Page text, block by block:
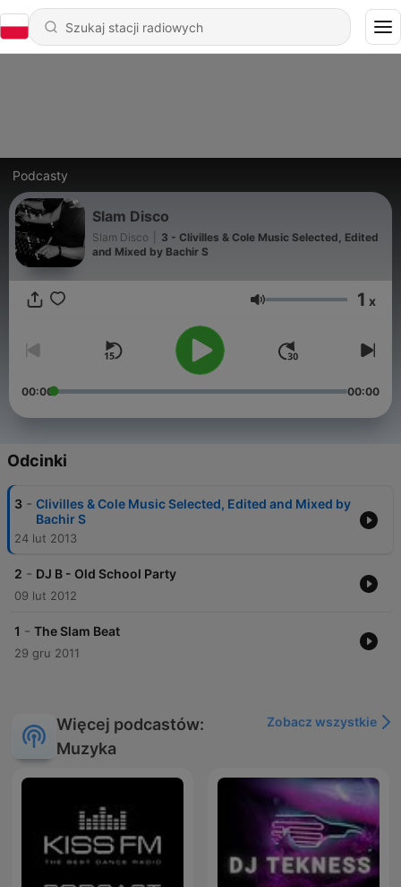
Podcasty
Slam Disco
Slam Disco
3 - Clivilles & Cole Music Selected, Edited
and Mixed by Bachir S
Głośność 1 x
00:00 00:00
Odcinki
3 - Clivilles & Cole Music Selected, Edited and Mixed by
Bachir S
24 lut 2013
2 - DJ B - Old School Party
09 lut 2012
1 - The Slam Beat
29 gru 2011
Więcej podcastów:
Muzyka
Zobacz wszystkie